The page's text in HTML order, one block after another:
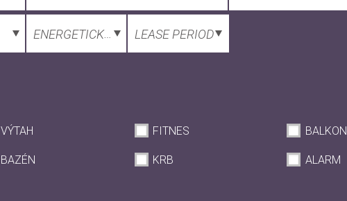
ENERGETICKÁ NÁROČNOST
LEASE PERIOD
VÝTAH FITNES BALKON
BAZÉN KRB ALARM